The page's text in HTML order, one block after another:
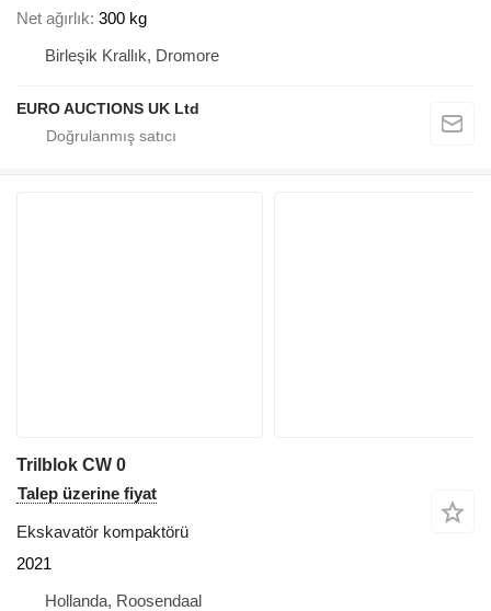
Net ağırlık 300 kg
Birleşik Krallık, Dromore
EURO AUCTIONS UK Ltd
Trilblok CW 0
Talep üzerine fiyat
Ekskavatör kompaktörü
2021
Hollanda, Roosendaal